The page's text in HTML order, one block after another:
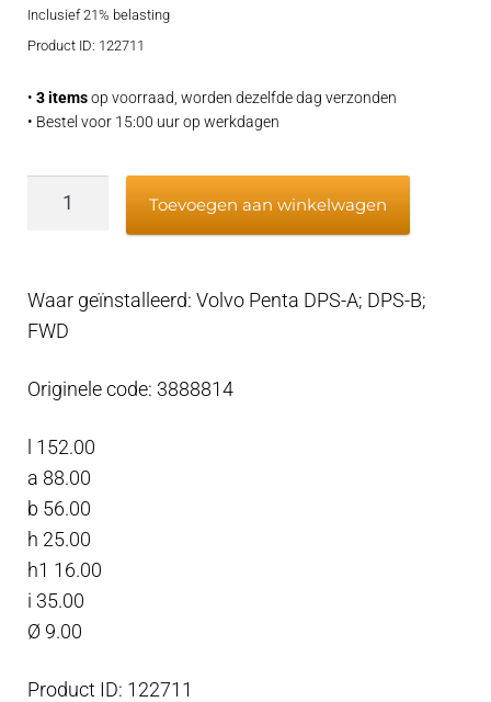
was:
Inclusief 21% belasting
Product ID: 122711
• 3 itemsop voorraad, worden dezelfde dag verzonden
• Bestel voor 15:00 uur op werkdagen
voor
Outdrive,
aantal
Toevoegen aan winkelwagen
Waar geïnstalleerd: Volvo Penta DPS-A; DPS-B;
FWD
Originele code: 3888814
l 152.00
a 88.00
b 56.00
h 25.00
h1 16.00
i 35.00
Ø 9.00
Product ID: 122711